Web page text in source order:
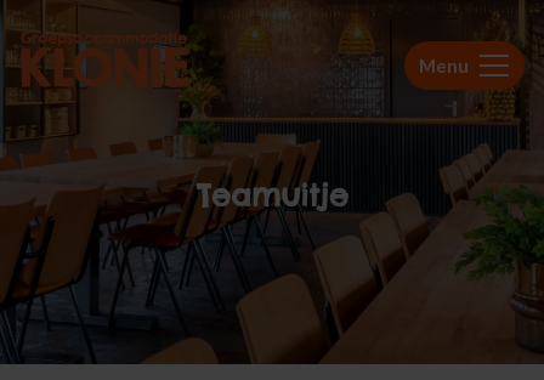
Menu
Teamuitje